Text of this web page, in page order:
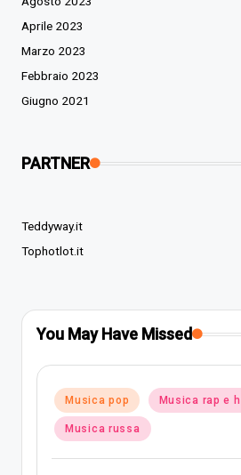
Aprile 2023
Marzo 2023
Febbraio 2023
Giugno 2021
PARTNER
Teddyway.it
Tophotlot.it
You May Have Missed
Posted
in
Musica pop Musica rap e
Musica russa